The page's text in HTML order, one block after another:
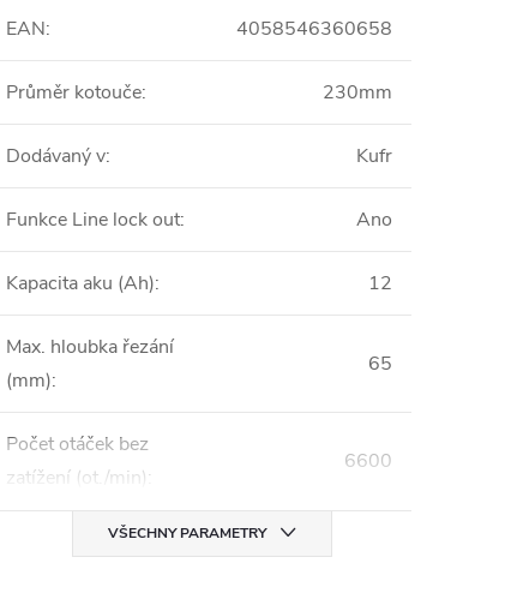
EAN: 4058546360658
Průměr kotouče: 230mm
Dodávaný v: Kufr
Funkce Line lock out: Ano
Kapacita aku (Ah): 12
Max. hloubka řezání
(mm):
65
Počet otáček bez
zatížení (ot./min):
6600
VŠECHNY PARAMETRY